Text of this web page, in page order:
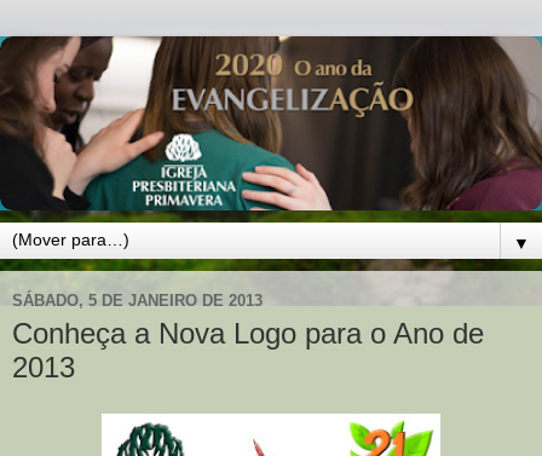
▼
SÁBADO, 5 DE JANEIRO DE 2013
Conheça a Nova Logo para o Ano de
2013